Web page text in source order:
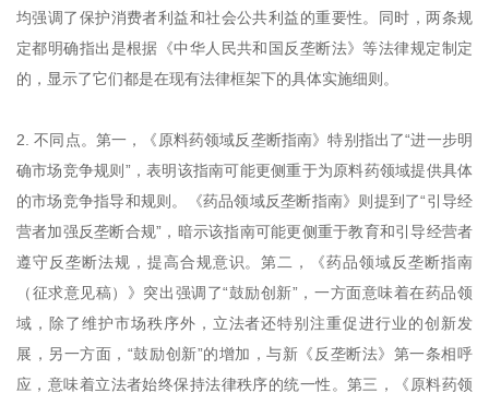
均强调了保护消费者利益和社会公共利益的重要性。同时，两条规
定都明确指出是根据《中华人民共和国反垄断法》等法律规定制定
的，显示了它们都是在现有法律框架下的具体实施细则。
2. 不同点。第一，《原料药领域反垄断指南》特别指出了“进一步明
确市场竞争规则”，表明该指南可能更侧重于为原料药领域提供具体
的市场竞争指导和规则。《药品领域反垄断指南》则提到了“引导经
营者加强反垄断合规”，暗示该指南可能更侧重于教育和引导经营者
遵守反垄断法规，提高合规意识。第二，《药品领域反垄断指南
（征求意见稿）》突出强调了“鼓励创新”，一方面意味着在药品领
域，除了维护市场秩序外，立法者还特别注重促进行业的创新发
展，另一方面，“鼓励创新”的增加，与新《反垄断法》第一条相呼
应，意味着立法者始终保持法律秩序的统一性。第三，《原料药领